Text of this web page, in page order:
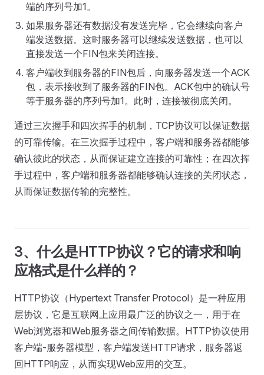
端的序列号加1。
如果服务器还有数据没有发送完毕，它会继续向客户
端发送数据。这时服务器可以继续发送数据，也可以
直接发送一个FIN包来关闭连接。
客户端收到服务器的FIN包后，向服务器发送一个ACK
包，表示接收到了服务器的FIN包。ACK包中的确认号
等于服务器的序列号加1。此时，连接被彻底关闭。
通过三次握手和四次挥手的机制，TCP协议可以保证数据
的可靠传输。在三次握手过程中，客户端和服务器都能够
确认彼此的状态，从而保证建立连接的可靠性；在四次挥
手过程中，客户端和服务器都能够确认连接的关闭状态，
从而保证数据传输的完整性。
3、什么是HTTP协议？它的请求和响
应格式是什么样的？
HTTP协议（Hypertext Transfer Protocol）是一种应用
层协议，它是互联网上应用最广泛的协议之一，用于在
Web浏览器和Web服务器之间传输数据。HTTP协议使用
客户端-服务器模型，客户端发送HTTP请求，服务器返
回HTTP响应，从而实现Web应用的交互。